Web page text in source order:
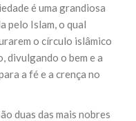
é uma grandiosa
pelo Islam, o qual
o círculo islâmico
divulgando o bem e a
a fé e a crença no
duas das mais nobres